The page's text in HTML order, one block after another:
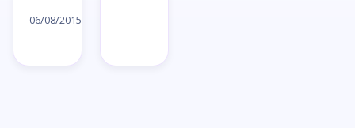
06/08/2015